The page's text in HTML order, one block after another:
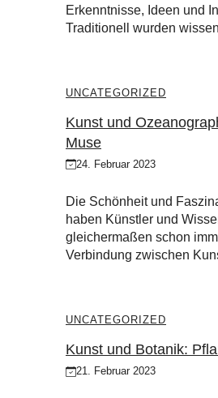
Erkenntnisse, Ideen und
Traditionell wurden
UNCATEGORIZED
Kunst und
Muse
24. Februar 2023
Die Schönheit und
haben Künstler und
gleichermaßen schon
Verbindung zwischen
UNCATEGORIZED
Kunst und Botanik:
21. Februar 2023